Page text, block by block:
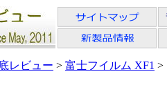
レビュー > 富士フイルム XF1 >